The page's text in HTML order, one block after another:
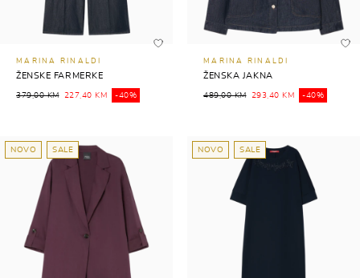
MARINA RINALDI
ŽENSKE FARMERKE
379,00 KM 227,40 KM -40%
MARINA RINALDI
ŽENSKA JAKNA
489,00 KM 293,40 KM -40%
NOVO SALE NOVO SALE